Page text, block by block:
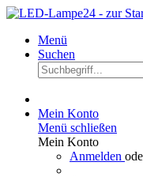
Menü
Suchen
Mein Konto
Menü schließen
Mein Konto
Anmelden